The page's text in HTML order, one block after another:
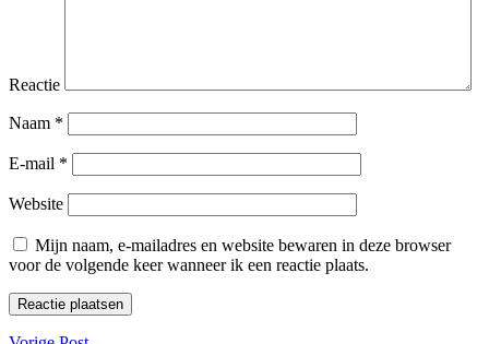
Reactie
Naam *
E-mail *
Website
Mijn naam, e-mailadres en website bewaren in deze browser
voor de volgende keer wanneer ik een reactie plaats.